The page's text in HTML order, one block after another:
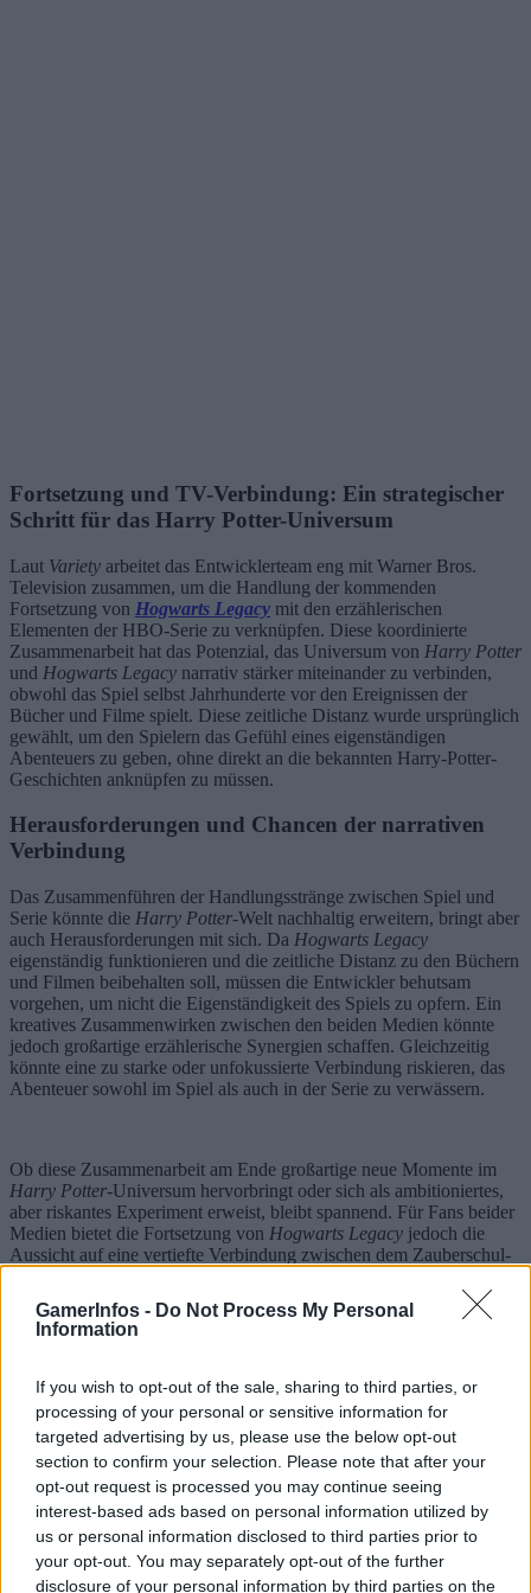
GamerInfos - Do Not Process My Personal
Information
If you wish to opt-out of the sale, sharing to third parties, or
processing of your personal or sensitive information for
targeted advertising by us, please use the below opt-out
section to confirm your selection. Please note that after your
opt-out request is processed you may continue seeing
interest-based ads based on personal information utilized by
us or personal information disclosed to third parties prior to
your opt-out. You may separately opt-out of the further
disclosure of your personal information by third parties on the
Fortsetzung und TV-Verbindung: Ein strategischer
Schritt für das Harry Potter-Universum
Laut Variety arbeitet das Entwicklerteam eng mit Warner Bros.
Television zusammen, um die Handlung der kommenden
Fortsetzung von Hogwarts Legacy mit den erzählerischen
Elementen der HBO-Serie zu verknüpfen. Diese koordinierte
Zusammenarbeit hat das Potenzial, das Universum von Harry Potter
und Hogwarts Legacy narrativ stärker miteinander zu verbinden,
obwohl das Spiel selbst Jahrhunderte vor den Ereignissen der
Bücher und Filme spielt. Diese zeitliche Distanz wurde ursprünglich
gewählt, um den Spielern das Gefühl eines eigenständigen
Abenteuers zu geben, ohne direkt an die bekannten Harry-Potter-
Geschichten anknüpfen zu müssen.
Herausforderungen und Chancen der narrativen
Verbindung
Das Zusammenführen der Handlungsstränge zwischen Spiel und
Serie könnte die Harry Potter-Welt nachhaltig erweitern, bringt aber
auch Herausforderungen mit sich. Da Hogwarts Legacy
eigenständig funktionieren und die zeitliche Distanz zu den Büchern
und Filmen beibehalten soll, müssen die Entwickler behutsam
vorgehen, um nicht die Eigenständigkeit des Spiels zu opfern. Ein
kreatives Zusammenwirken zwischen den beiden Medien könnte
jedoch großartige erzählerische Synergien schaffen. Gleichzeitig
könnte eine zu starke oder unfokussierte Verbindung riskieren, das
Abenteuer sowohl im Spiel als auch in der Serie zu verwässern.
Ob diese Zusammenarbeit am Ende großartige neue Momente im
Harry Potter-Universum hervorbringt oder sich als ambitioniertes,
aber riskantes Experiment erweist, bleibt spannend. Für Fans beider
Medien bietet die Fortsetzung von Hogwarts Legacy jedoch die
Aussicht auf eine vertiefte Verbindung zwischen dem Zauberschul-
noch mehr magische Erlebnisse im kommenden Kapitel dieses
Universums.
future-tv-series-video-games-1236201249/
Hogwarts Legacy